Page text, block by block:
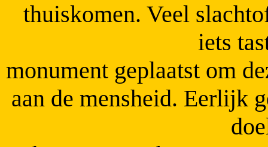
thuiskomen. Veel
iets
monument geplaatst om
aan de mensheid. Eerlijk